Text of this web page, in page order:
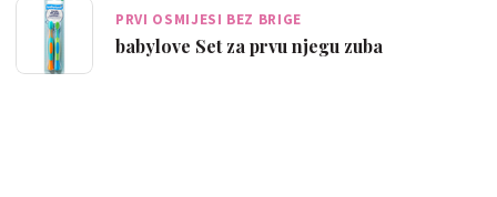
PRVI OSMIJESI BEZ BRIGE
babylove Set za prvu njegu zuba